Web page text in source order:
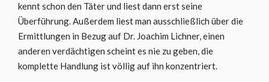
kennt schon den Täter und liest dann erst seine
Überführung. Außerdem liest man ausschließlich über die
Ermittlungen in Bezug auf Dr. Joachim Lichner, einen
anderen verdächtigen scheint es nie zu geben, die
komplette Handlung ist völlig auf ihn konzentriert.